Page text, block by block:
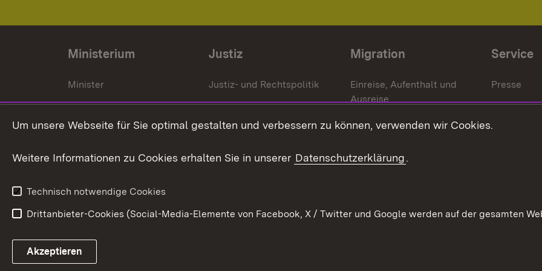
Ministerium
Minister
Staatssekrektär
Ministerialdirektorin
Organigramm
Justiz
Justiz- und Rechtspolitik
Gerichte und
Staatsanwaltschaften
Migration
Einreise, Aufenthalt und
Ausreise
Asylbewerber und
Erlasse und
Service
Presse
Link zum Landesportal
Um unsere Webseite für Sie optimal gestalten und verbessern zu können, verwenden wir Cookies.
Weitere Informationen zu Cookies erhalten Sie in unserer Datenschutzerklärung.
Technisch notwendige Cookies
Drittanbieter-Cookies (Social-Media-Elemente von Facebook, X / Twitter und Google werden auf der gesamten
Akzeptieren